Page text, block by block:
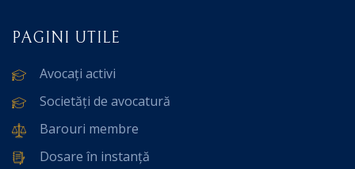
PAGINI UTILE
Avocați activi
Societăți de avocatură
Barouri membre
Dosare în instanță